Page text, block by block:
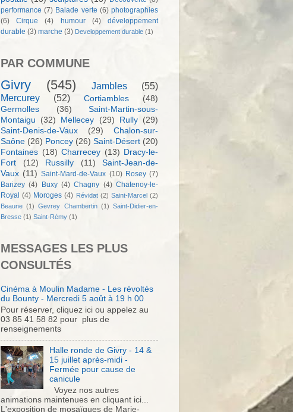
performance (7) Balade verte (6) photographies
(6)
Cirque (4) humour (4)
développement
durable (3) marche (3) Developpement durable (1)
PAR COMMUNE
Givry (545) Jambles
(55)
Mercurey
(52) Cortiambles
(48)
Germolles
(36)
Saint-Martin-sous-
Montaigu
(32) Mellecey (29) Rully
(29)
Saint-Denis-de-Vaux
(29)
Chalon-sur-
Saône (26) Poncey (26) Saint-Désert (20)
Fontaines (18) Charrecey (13) Dracy-le-
Fort
(12) Russilly (11)
Saint-Jean-de-
Vaux (11) Saint-Mard-de-Vaux (10) Rosey (7)
Barizey (4) Buxy (4) Chagny (4) Chatenoy-le-
Royal (4) Moroges (4) Révidat (2) Saint-Marcel (2)
Beaune (1) Gevrey Chambertin (1) Saint-Didier-en-
Bresse (1) Saint-Rémy (1)
MESSAGES LES PLUS
CONSULTÉS
Cinéma à Moulin Madame - Les révoltés
du Bounty - Mercredi 5 août à 19 h 00
Pour réserver, cliquez ici ou appelez au
03 85 41 58 82 pour plus de
renseignements
Halle ronde de Givry - 14 &
15 juillet après-midi -
Fermée pour cause de
canicule
Voyez nos autres
animations maintenues en cliquant ici...
L'exposition de mosaïques de Marie-